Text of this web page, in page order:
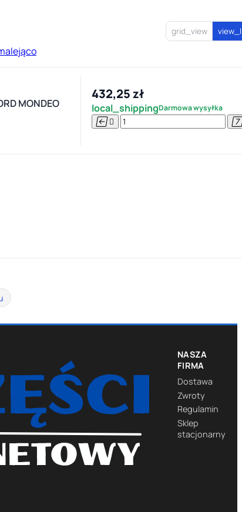
grid_view
MONDEO
432,25 zł
local_shippingDarmowa wysyłka
 
NASZA
FIRMA
Dostawa
Zwroty
Regulamin
Sklep
stacjonarny